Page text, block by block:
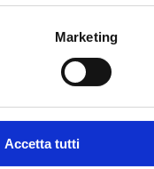
Marketing
Accetta tutti